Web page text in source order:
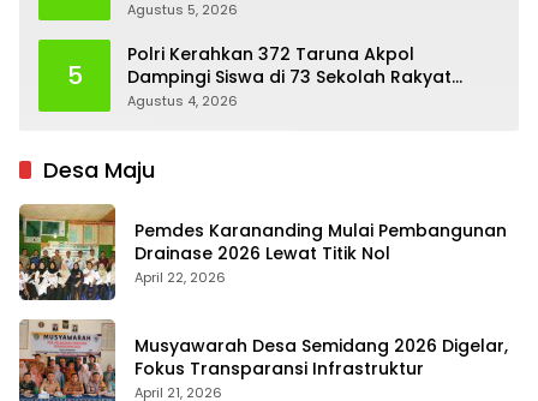
Contoh Nyata
Agustus 5, 2026
5
Polri Kerahkan 372 Taruna Akpol
Dampingi Siswa di 73 Sekolah Rakyat
Bersama Taruna Akademi TNI
Agustus 4, 2026
Desa Maju
Pemdes Karananding Mulai Pembangunan
Drainase 2026 Lewat Titik Nol
April 22, 2026
Musyawarah Desa Semidang 2026 Digelar,
Fokus Transparansi Infrastruktur
April 21, 2026